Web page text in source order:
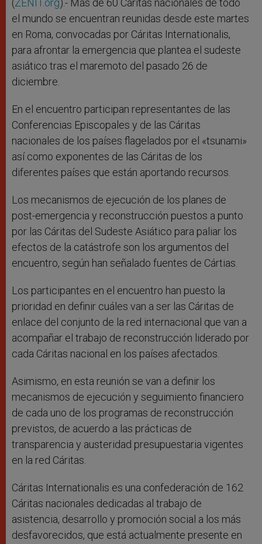
(ZENIT.org).- Más de 60 Cáritas nacionales de todo
el mundo se encuentran reunidas desde este martes
en Roma, convocadas por Cáritas Internationalis,
para afrontar la emergencia que plantea el sudeste
asiático tras el maremoto del pasado 26 de
diciembre.
En el encuentro participan representantes de las
Conferencias Episcopales y de las Cáritas
nacionales de los países flagelados por el «tsunami»
así como exponentes de las Cáritas de los
diferentes países que están aportando recursos.
Los mecanismos de ejecución de los planes de
post-emergencia y reconstrucción puestos a punto
por las Cáritas del Sudeste Asiático para paliar los
efectos de la catástrofe son los argumentos del
encuentro, según han señalado fuentes de Cártias.
Los participantes en el encuentro han puesto la
prioridad en definir cuáles van a ser las Cáritas de
enlace del conjunto de la red internacional que van a
acompañar el trabajo de reconstrucción liderado por
cada Cáritas nacional en los países afectados.
Asimismo, en esta reunión se van a definir los
mecanismos de ejecución y seguimiento financiero
de cada uno de los programas de reconstrucción
previstos, de acuerdo a las prácticas de
transparencia y austeridad presupuestaria vigentes
en la red Cáritas.
Cáritas Internationalis es una confederación de 162
Cáritas nacionales dedicadas al trabajo de
asistencia, desarrollo y promoción social a los más
desfavorecidos, que está actualmente presente en